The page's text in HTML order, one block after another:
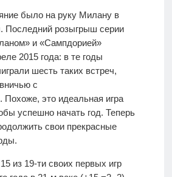
было на руку Милану в
Последний розыгрыш серии
и «Сампдорией»
2015 года: в те годы
шесть таких встреч,
с
это идеальная игра
успешно начать год. Теперь
свои прекрасные
из 19-ти своих первых игр